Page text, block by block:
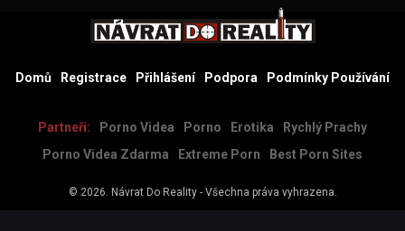
Domů Registrace Přihlášení Podpora Podmínky Používání
Partneři: Porno Videa Porno Erotika
Rychlý Prachy
Porno Videa Zdarma
Extreme Porn Best Porn Sites
© 2026. Návrat Do Reality- Všechna práva vyhrazena.